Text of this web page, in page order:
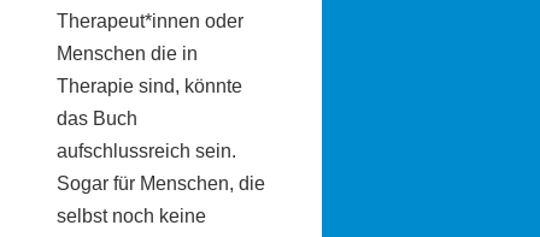
Therapeut*innen oder
Menschen die in
Therapie sind, könnte
das Buch
aufschlussreich sein.
Sogar für Menschen, die
selbst noch keine